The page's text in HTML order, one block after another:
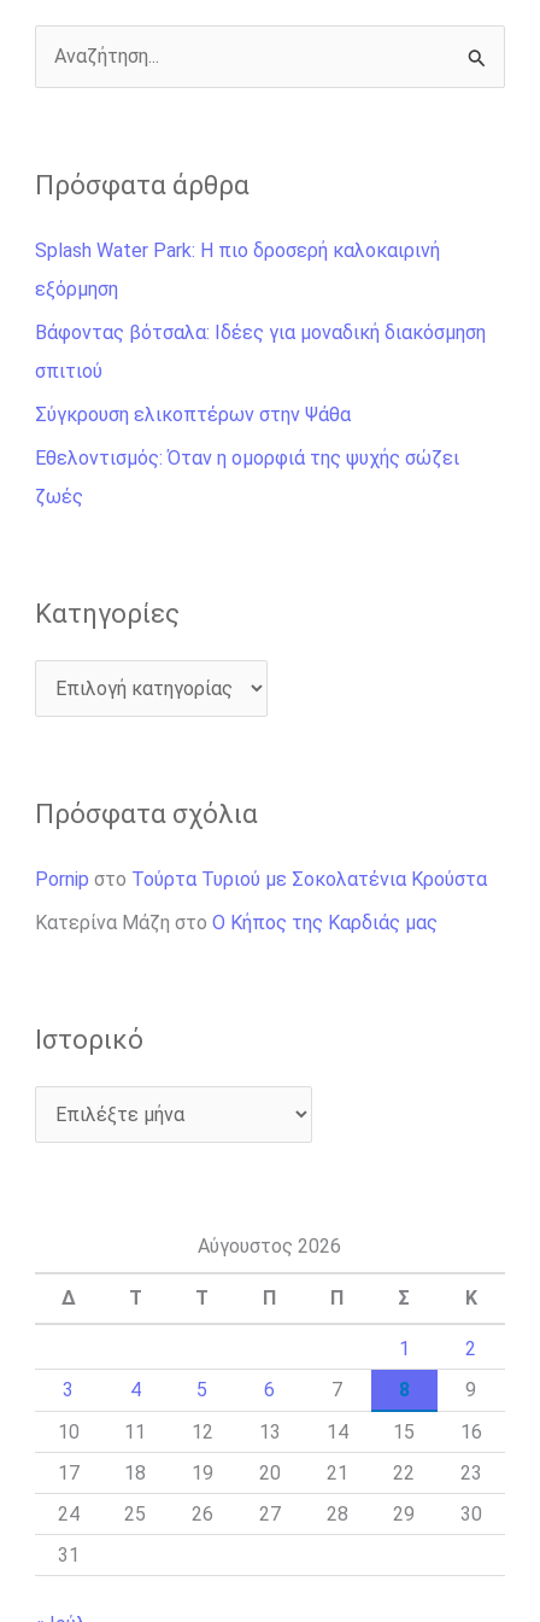
k
e
r
k
ζ
τ
η
σ
η
γ
ι
α
Πρόσφατα άρθρα
Splash Water Park: Η πιο δροσερή καλοκαιρινή
εξόρμηση
Βάφοντας βότσαλα: Ιδέες για μοναδική διακόσμηση
σπιτιού
Σύγκρουση ελικοπτέρων στην Ψάθα
Εθελοντισμός: Όταν η ομορφιά της ψυχής σώζει
ζωές
Kατηγορίες
Πρόσφατα σχόλια
Pornip στο Τούρτα Τυριού με Σοκολατένια Κρούστα
Κατερίνα Μάζη στο Ο Κήπος της Καρδιάς μας
Ιστορικό
Αύγουστος 2026
Δ Τ Τ Π Π Σ Κ
1
2
3
4 5 6 7 8
9
10
11 12 13 14 15
16
17
18 19 20 21 22
23
24
25 26 27 28 29
30
31